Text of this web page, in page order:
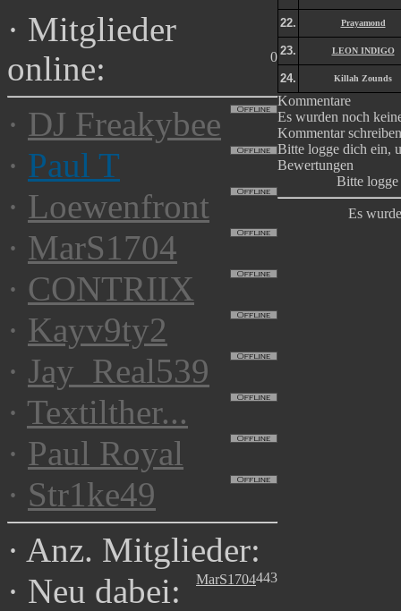
· Mitglieder
online:
0
· DJ Freakybee
· Paul T
· Loewenfront
· MarS1704
· CONTRIIX
· Kayv9ty2
· Jay_Real539
· Textilther...
· Paul Royal
· Str1ke49
· Anz. Mitglieder:
443
· Neu dabei: MarS1704
22. Prayamond
23. LEON INDIGO
24. Killah Zounds
Kommentare
Es wurden noch
Kommentar schreiben
Bitte logge dich ein,
Bewertungen
Bitte logge
Es